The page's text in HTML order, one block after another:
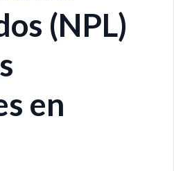
(NPL)
en